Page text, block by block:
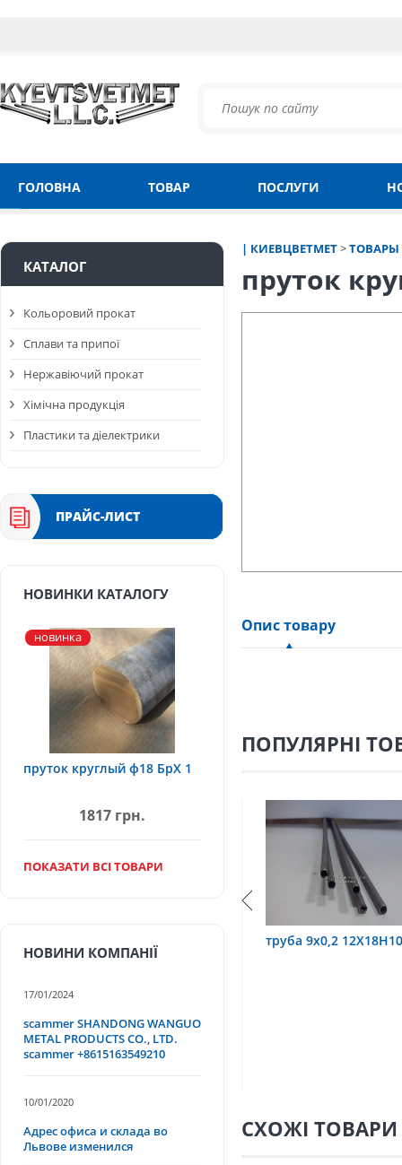
ГОЛОВНА ТОВАР ПОСЛУГИ
| КИЕВЦВЕТМЕТ>ТОВАРЫ
пруток
Опис товару
ПОПУЛЯРНІ
труба 9х0,2 12Х18Н10Т
СХОЖІ ТОВАРИ
КАТАЛОГ
Кольоровий прокат
Сплави та припої
Нержавіючий прокат
Хімічна продукція
Пластики та діелектрики
ПРАЙС-ЛИСТ
НОВИНКИ КАТАЛОГУ
новинка
пруток круглый ф18 БрХ 1
1817 грн.
ПОКАЗАТИ ВСІ ТОВАРИ
НОВИНИ КОМПАНІЇ
17/01/2024
scammer SHANDONG WANGUO
METAL PRODUCTS CO., LTD.
scammer +8615163549210
10/01/2020
Адрес офиса и склада во
Львове изменился